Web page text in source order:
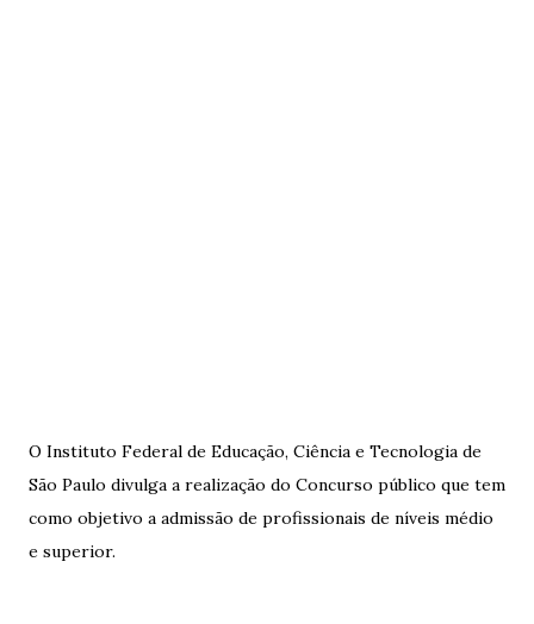
O Instituto Federal de Educação, Ciência e Tecnologia de
São Paulo divulga a realização do Concurso público que tem
como objetivo a admissão de profissionais de níveis médio
e superior.